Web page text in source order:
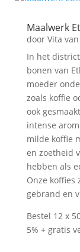
Maalwerk
door Vita
In het
bonen van
moeder
zoals koffie
ook
intense
milde koffie
en zoetheid
hebben als
Onze
gebrand en
Bestel 12 x
5% + gratis